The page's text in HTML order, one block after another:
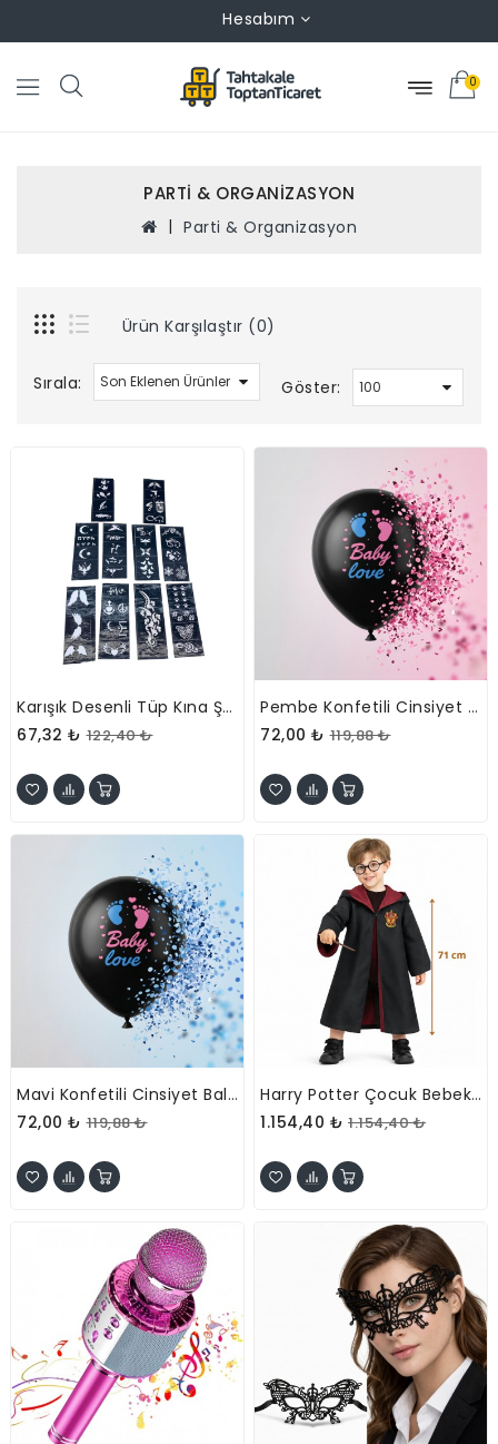
Hesabım
0
PARTI & ORGANIZASYON
Parti & Organizasyon
Ürün Karşılaştır (0)
Sırala: Göster:
Karışık Desenli Tüp Kına Şablonu - 10'lu Paket - 8x20 Cm
67,32 ₺ 122,40 ₺
Pembe Konfetili Cinsiyet Balonu
72,00 ₺ 119,88 ₺
Mavi Konfetili Cinsiyet Balonu
72,00 ₺ 119,88 ₺
Harry Potter Çocuk Bebek Kostüm Seti – Asa Gözlük Pelerin 71 Cm (2-4 Yaş)
1.154,40 ₺ 1.154,40 ₺